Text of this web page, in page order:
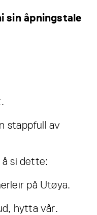
sin åpningstale
stappfull av
si dette:
på Utøya.
hytta vår.